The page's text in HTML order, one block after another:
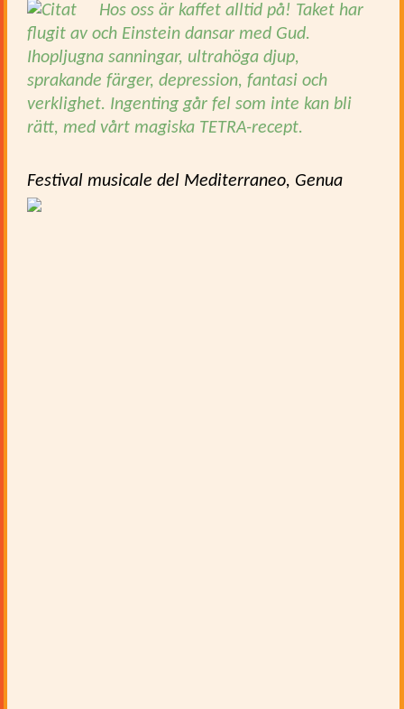
Hos oss är kaffet alltid på! Taket har
flugit av och Einstein dansar med Gud.
Ihopljugna sanningar, ultrahöga djup,
sprakande färger, depression, fantasi och
verklighet. Ingenting går fel som inte kan bli
rätt, med vårt magiska TETRA-recept.
Festival musicale del Mediterraneo, Genua